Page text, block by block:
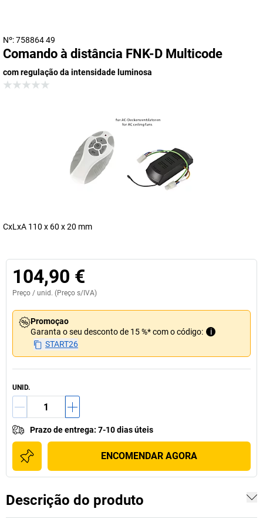
Nº: 758864 49
Comando à distância FNK-D Multicode
com regulação da intensidade luminosa
CxLxA 110 x 60 x 20 mm
104,90 €
Preço / unid. (Preço s/IVA)
Promoçao
Garanta o seu desconto de 15 %* com o código:
i
START26
UNID.
Prazo de entrega: 7-10 dias úteis
ENCOMENDAR AGORA
Descrição do produto